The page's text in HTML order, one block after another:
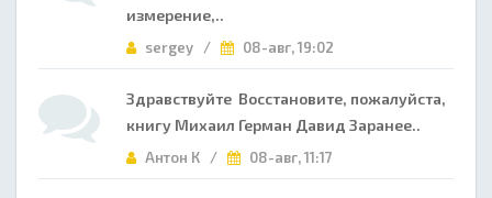
измерение,..
sergey / 08-авг, 19:02
Здравствуйте Восстановите, пожалуйста,
книгу Михаил Герман Давид Заранее..
Антон К / 08-авг, 11:17